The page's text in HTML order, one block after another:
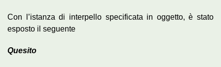
Con l’istanza di interpello specificata in oggetto, è stato
esposto il seguente
Quesito